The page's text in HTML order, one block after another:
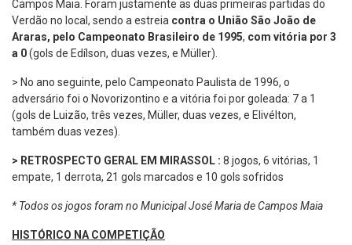
Campos Maia. Foram justamente as duas primeiras partidas do
Verdão no local, sendo a estreia contra o União São João de
Araras, pelo Campeonato Brasileiro de 1995, com vitória por 3
a 0(gols de Edílson, duas vezes, e Müller).
> No ano seguinte, pelo Campeonato Paulista de 1996, o
adversário foi o Novorizontino e a vitória foi por goleada: 7 a 1
(gols de Luizão, três vezes, Müller, duas vezes, e Elivélton,
também duas vezes).
> RETROSPECTO GERAL EM MIRASSOL : 8 jogos, 6 vitórias, 1
empate, 1 derrota, 21 gols marcados e 10 gols sofridos
* Todos os jogos foram no Municipal José Maria de Campos Maia
HISTÓRICO NA COMPETIÇÃO